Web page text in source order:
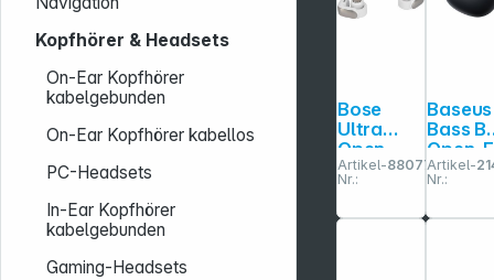
Kopfhörer & Headsets
On-Ear Kopfhörer
kabelgebunden
On-Ear Kopfhörer kabellos
PC-Headsets
In-Ear Kopfhörer
kabelgebunden
Gaming-Headsets
Bose
Ultra
Open
Earbuds
weiß
Artikel-
Nr.:
880770
Baseus
Bass
Open-
TWS
Clip-on
Cluster
Artikel-
Nr.: